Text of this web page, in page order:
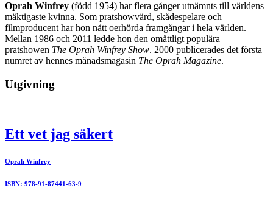
Oprah Winfrey (född 1954) har flera gånger utnämnts till världens
mäktigaste kvinna. Som pratshowvärd, skådespelare och
filmproducent har hon nått oerhörda framgångar i hela världen.
Mellan 1986 och 2011 ledde hon den omåttligt populära
pratshowen The Oprah Winfrey Show. 2000 publicerades det första
numret av hennes månadsmagasin The Oprah Magazine.
Utgivning
Ett vet jag säkert
Oprah Winfrey
ISBN: 978-91-87441-63-9